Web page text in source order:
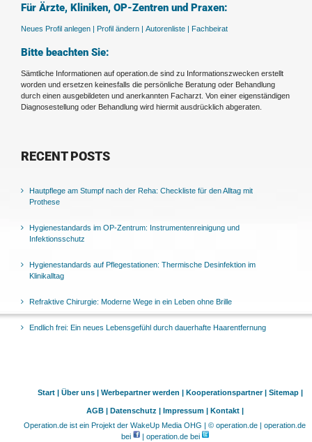
Für Ärzte, Kliniken, OP-Zentren und Praxen:
Neues Profil anlegen | Profil ändern | Autorenliste | Fachbeirat
Bitte beachten Sie:
Sämtliche Informationen auf operation.de sind zu Informationszwecken erstellt
worden und ersetzen keinesfalls die persönliche Beratung oder Behandlung
durch einen ausgebildeten und anerkannten Facharzt. Von einer eigenständigen
Diagnosestellung oder Behandlung wird hiermit ausdrücklich abgeraten.
RECENT POSTS
Hautpflege am Stumpf nach der Reha: Checkliste für den Alltag mit
Prothese
Hygienestandards im OP-Zentrum: Instrumentenreinigung und
Infektionsschutz
Hygienestandards auf Pflegestationen: Thermische Desinfektion im
Klinikalltag
Refraktive Chirurgie: Moderne Wege in ein Leben ohne Brille
Endlich frei: Ein neues Lebensgefühl durch dauerhafte Haarentfernung
Start | Über uns | Werbepartner werden | Kooperationspartner | Sitemap |
AGB | Datenschutz | Impressum | Kontakt |
Operation.de ist ein Projekt der WakeUp Media OHG | © operation.de | operation.de
bei
| operation.de bei